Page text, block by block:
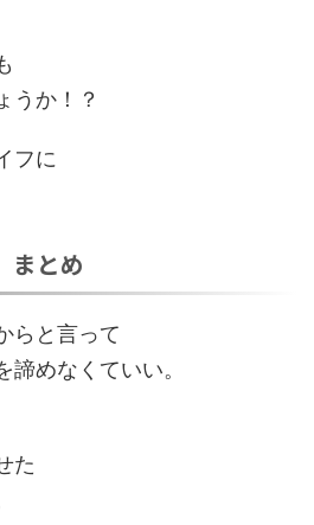
うか！？
フに
まとめ
らと言って
めなくていい。
た